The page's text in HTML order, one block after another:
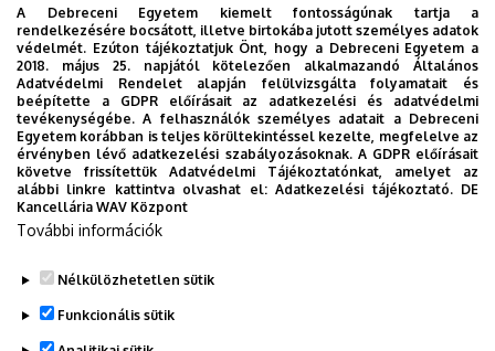
2026. augusztus 7.
Univerzum: A Debreceni Egyetem
titkos receptjei
KUTATÁS TUDOMÁNY
A Debreceni Egyetem kiemelt fontosságúnak tartja a
rendelkezésére bocsátott, illetve birtokába jutott személyes adatok
védelmét. Ezúton tájékoztatjuk Önt, hogy a Debreceni Egyetem a
2018. május 25. napjától kötelezően alkalmazandó Általános
Adatvédelmi Rendelet alapján felülvizsgálta folyamatait és
beépítette a GDPR előírásait az adatkezelési és adatvédelmi
tevékenységébe. A felhasználók személyes adatait a Debreceni
Egyetem korábban is teljes körültekintéssel kezelte, megfelelve az
érvényben lévő adatkezelési szabályozásoknak. A GDPR előírásait
követve frissítettük Adatvédelmi Tájékoztatónkat, amelyet az
alábbi linkre kattintva olvashat el:Adatkezelési tájékoztató. DE
Kancellária WAV Központ
További információk
Nélkülözhetetlen sütik
Funkcionális sütik